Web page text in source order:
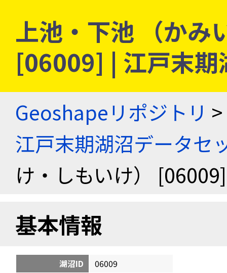
上池・下池 （かみ
[06009] | 江戸末期
Geoshapeリポジトリ >
江戸末期湖沼データセ
け・しもいけ）
基本情報
湖沼ID
06009